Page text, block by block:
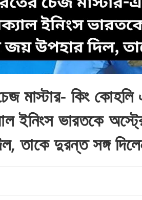
মাস্টার- কিং
ইনিংস ভারতকে
তাকে দুরন্ত সঙ্গ